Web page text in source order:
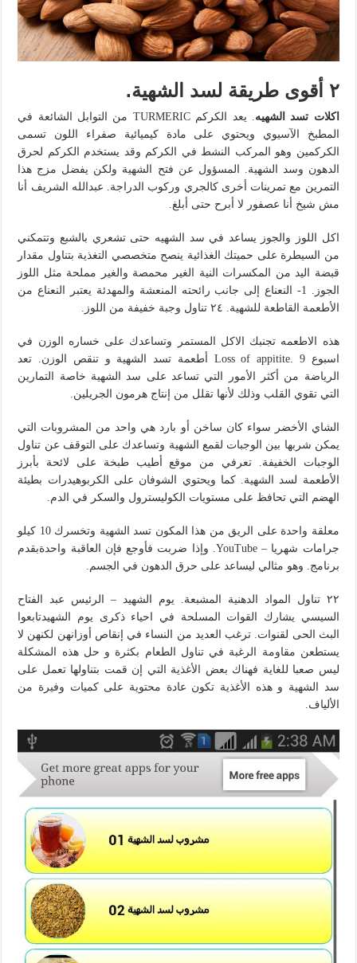
٢ أقوى طريقة لسد الشهية.
اكلات تسد الشهيه
. يعد الكركم TURMERIC من التوابل الشائعة في
المطبخ الآسيوي ويحتوي على مادة كيميائية صفراء اللون تسمى
الكركمين وهو المركب النشط في الكركم وقد يستخدم الكركم لحرق
الدهون وسد الشهية. المسؤول عن فتح الشهية ولكن يفضل مزج هذا
التمرين مع تمرينات أخرى كالجري وركوب الدراجة. عبدالله الشريف أنا
مش شيخ أنا عصفور لا أبرح حتى أبلغ.
اكل اللوز والجوز يساعد في سد الشهيه حتى تشعري بالشبع وتتمكني
من السيطرة على حميتك الغذائية ينصح متخصصي التغذية بتناول مقدار
قبضة اليد من المكسرات النية الغير محمصة والغير مملحة مثل اللوز
الجوز. 1- النعناع إلى جانب رائحته المنعشة والمهدئة يعتبر النعناع من
الأطعمة القاطعة للشهية. ٢٤ تناول وجبة خفيفة من اللوز.
هذه الاطعمه تجنبك الاكل المستمر وتساعدك على خساره الوزن في
اسبوع Loss of appitite. 9 أطعمة تسد الشهية و تنقص الوزن. تعد
الرياضة من أكثر الأمور التي تساعد على سد الشهية خاصة التمارين
التي تقوي القلب وذلك لأنها تقلل من إنتاج هرمون الجريلين.
الشاي الأخضر سواء كان ساخن أو بارد هي واحد من المشروبات التي
يمكن شربها بين الوجبات لقمع الشهية وتساعدك على التوقف عن تناول
الوجبات الخفيفة. تعرفي من موقع أطيب طبخة على لائحة بأبرز
الأطعمة لسد الشهية. كما ويحتوي الشوفان على الكربوهيدرات بطيئة
الهضم التي تحافظ على مستويات الكوليسترول والسكر في الدم.
معلقة واحدة على الريق من هذا المكون تسد الشهية وتخسرك 10 كيلو
جرامات شهريا – YouTube. وإذا ضربت فأوجع فإن العاقبة واحدةبقدم
برنامج. وهو مثالي ليساعد على حرق الدهون في الجسم.
٢٢ تناول المواد الدهنية المشبعة. يوم الشهيد – الرئيس عبد الفتاح
السيسي يشارك القوات المسلحة في احياء ذكرى يوم الشهيدتابعوا
البث الحى لقنوات. ترغب العديد من النساء في إنقاص أوزانهن لكنهن لا
يستطعن مقاومة الرغبة في تناول الطعام بكثرة و حل هذه المشكلة
ليس صعبا للغاية فهناك بعض الأغذية التي إن قمت بتناولها تعمل على
سد الشهية و هذه الأغذية تكون عادة محتوية على كميات وفيرة من
الألياف.